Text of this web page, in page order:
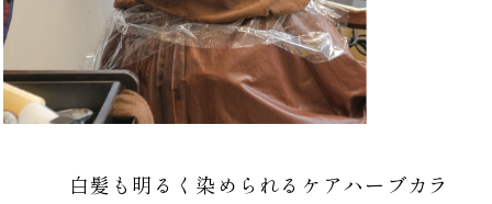
白髪も明るく染められる ケアハーブカラ